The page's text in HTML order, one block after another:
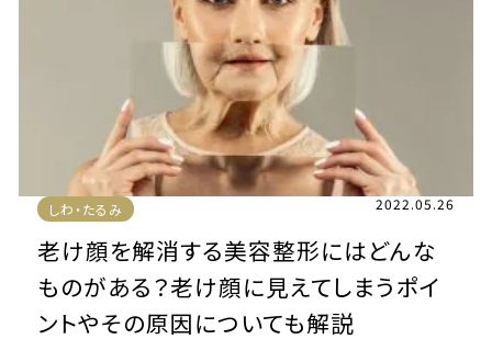
しわ・たるみ 2022.05.26
老け顔を解消する美容整形にはどんな
ものがある？老け顔に見えてしまうポイ
ントやその原因についても解説